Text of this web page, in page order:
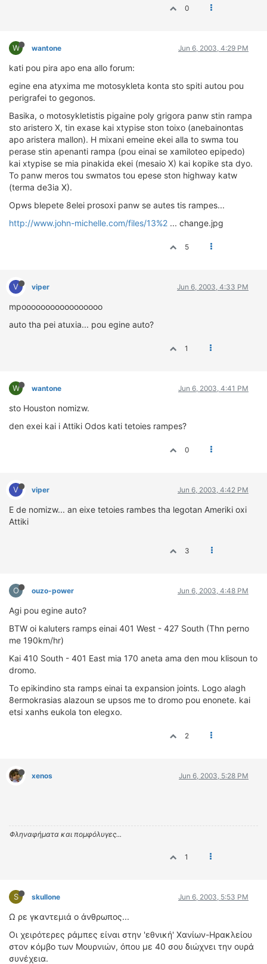
0
W wantone Jun 6, 2003, 4:29 PM
kati pou pira apo ena allo forum:
egine ena atyxima me motosykleta konta sto spiti autou pou
perigrafei to gegonos.
Basika, o motosykletistis pigaine poly grigora panw stin rampa
sto aristero X, tin exase kai xtypise ston toixo (anebainontas
apo aristera mallon). H mixani emeine ekei alla to swma tou
perase stin apenanti rampa (pou einai se xamiloteo epipedo)
kai xtypise se mia pinakida ekei (mesaio X) kai kopike sta dyo.
To panw meros tou swmatos tou epese ston highway katw
(terma de3ia X).
Opws blepete 8elei prosoxi panw se autes tis rampes...
http://www.john-michelle.com/files/13%2 ... change.jpg
5
V viper Jun 6, 2003, 4:33 PM
mpooooooooooooooooo
auto tha pei atuxia... pou egine auto?
1
W wantone Jun 6, 2003, 4:41 PM
sto Houston nomizw.
den exei kai i Attiki Odos kati tetoies rampes?
0
V viper Jun 6, 2003, 4:42 PM
E de nomizw... an eixe tetoies rambes tha legotan Ameriki oxi
Attiki
3
O ouzo-power Jun 6, 2003, 4:48 PM
Agi pou egine auto?
BTW oi kaluters ramps einai 401 West - 427 South (Thn perno
me 190km/hr)
Kai 410 South - 401 East mia 170 aneta ama den mou klisoun to
dromo.
To epikindino sta ramps einai ta expansion joints. Logo alagh
8ermokrasias alazoun se upsos me to dromo pou enonete. kai
etsi xanhs eukola ton elegxo.
2
xenos Jun 6, 2003, 5:28 PM
Φληναφήματα και πομφόλυγες...
1
S skullone Jun 6, 2003, 5:53 PM
Ω ρε γκαντεμιά ο άνθρωπος...
Οι χειρότερες ράμπες είναι στην 'εθνική' Χανίων-Ηρακλείου
στον κόμβο των Μουρνιών, όπου με 40 σου διώχνει την ουρά
συνέχεια.
ΠΩΛΗΣΕΙΣ
ΠΡΟΣΦΟΡΕΣ
ΜΕΤΑΧΕΙΡΙΣΜΕΝΑ
ΟΔΗΓΟΥΜΕ
ΕΠΙΚΑΙΡΟΤΗΤΑ
ΑΓΩΝΕΣ
CLASSIC